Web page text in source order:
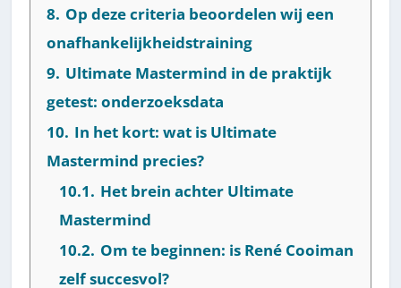
8. Op deze criteria beoordelen wij een
onafhankelijkheidstraining
9. Ultimate Mastermind in de praktijk
getest: onderzoeksdata
10. In het kort: wat is Ultimate
Mastermind precies?
10.1. Het brein achter Ultimate
Mastermind
10.2. Om te beginnen: is René Cooiman
zelf succesvol?